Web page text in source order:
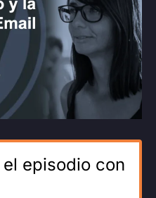
episodio con